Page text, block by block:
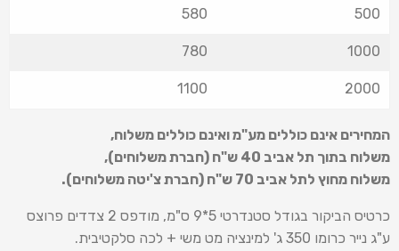
500
580
1000
780
2000
1100
המחירים אינם כוללים מע"מ ואינם כוללים משלוח,
משלוח בתוך תל אביב 40 ש
"ח (חברת משלוחים),
משלוח מחוץ לתל אביב 70 ש
"ח (חברת צ'יטה משלוחים).
כרטיס הביקור בגודל סטנדרטי 5*9 ס"מ, מודפס 2 צדדים פרוצס
ע"ג נייר כרומו 350 ג' למינציה מט משי + לכה סלקטיבית.